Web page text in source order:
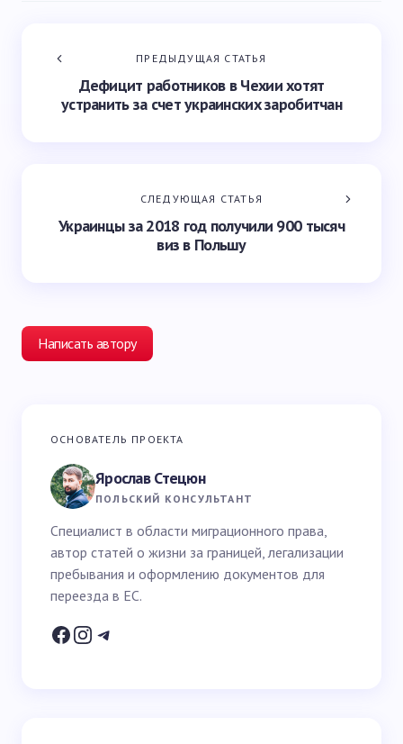
ПРЕДЫДУЩАЯ СТАТЬЯ
Дефицит работников в Чехии хотят
устранить за счет украинских заробитчан
СЛЕДУЮЩАЯ СТАТЬЯ
Украинцы за 2018 год получили 900 тысяч
виз в Польшу
Написать автору
Ваш адрес email не будет опубликован.
Ваш вопрос *
Ваше имя *
Email *
ОСНОВАТЕЛЬ ПРОЕКТА
Ярослав Стецюн
ПОЛЬСКИЙ КОНСУЛЬТАНТ
Специалист в области миграционного права,
автор статей о жизни за границей, легализации
пребывания и оформлению документов для
переезда в ЕС.